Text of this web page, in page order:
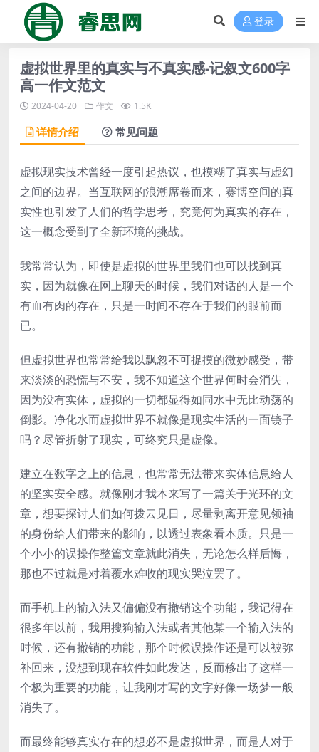
登录
虚拟世界里的真实与不真实感-记叙文600字
高一作文范文
2024-04-20 作文 1.5K
详情介绍 常见问题
虚拟现实技术曾经一度引起热议，也模糊了真实与虚幻
之间的边界。当互联网的浪潮席卷而来，赛博空间的真
实性也引发了人们的哲学思考，究竟何为真实的存在，
这一概念受到了全新环境的挑战。
我常常认为，即使是虚拟的世界里我们也可以找到真
实，因为就像在网上聊天的时候，我们对话的人是一个
有血有肉的存在，只是一时间不存在于我们的眼前而
已。
但虚拟世界也常常给我以飘忽不可捉摸的微妙感受，带
来淡淡的恐慌与不安，我不知道这个世界何时会消失，
因为没有实体，虚拟的一切都显得如同水中无比动荡的
倒影。净化水而虚拟世界不就像是现实生活的一面镜子
吗？尽管折射了现实，可终究只是虚像。
建立在数字之上的信息，也常常无法带来实体信息给人
的坚实安全感。就像刚才我本来写了一篇关于光环的文
章，想要探讨人们如何拨云见日，尽量剥离开意见领袖
的身份给人们带来的影响，以透过表象看本质。只是一
个小小的误操作整篇文章就此消失，无论怎么样后悔，
那也不过就是对着覆水难收的现实哭泣罢了。
而手机上的输入法又偏偏没有撤销这个功能，我记得在
很多年以前，我用搜狗输入法或者其他某一个输入法的
时候，还有撤销的功能，那个时候误操作还是可以被弥
补回来，没想到现在软件如此发达，反而移出了这样一
个极为重要的功能，让我刚才写的文字好像一场梦一般
消失了。
而最终能够真实存在的想必不是虚拟世界，而是人对于